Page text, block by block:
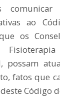
ao
os
possam
fatos que
Código